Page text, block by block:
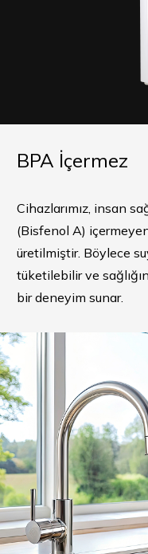
BPA İçermez
Cihazlarımız, insan
(Bisfenol A)
üretilmiştir. Böylece
tüketilebilir ve
bir deneyim sunar.